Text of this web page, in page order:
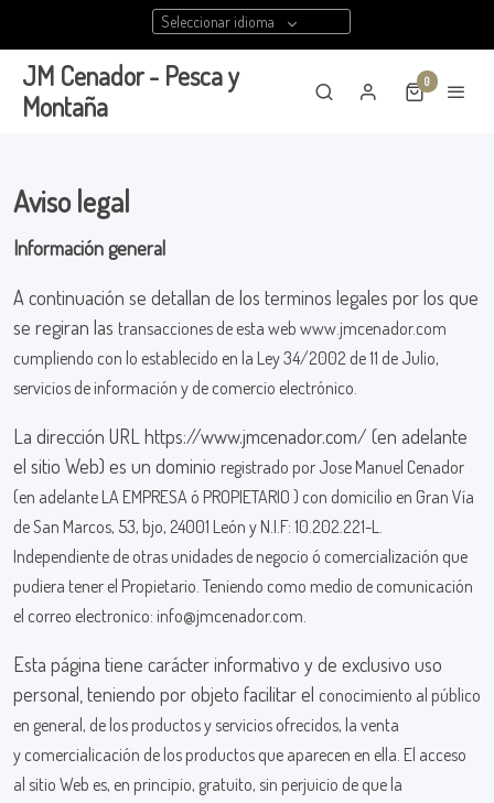
Seleccionar idioma
JM Cenador - Pesca y
Montaña
0
Aviso legal
Información general
A continuación se detallan de los terminos legales por los que
se regiran las transacciones de esta web www.jmcenador.com
cumpliendo con lo establecido en la Ley 34/2002 de 11 de Julio,
servicios de información y de comercio electrónico.
La dirección URL https://www.jmcenador.com/ (en adelante
el sitio Web) es un dominio registrado por Jose Manuel Cenador
(en adelante LA EMPRESA ó PROPIETARIO ) con domicilio en Gran Vía
de San Marcos, 53, bjo, 24001 León y N.I.F: 10.202.221-L.
Independiente de otras unidades de negocio ó comercialización que
pudiera tener el Propietario. Teniendo como medio de comunicación
el correo electronico: info@jmcenador.com.
Esta página tiene carácter informativo y de exclusivo uso
personal, teniendo por objeto facilitar el conocimiento al público
en general, de los productos y servicios ofrecidos, la venta
y comercialicación de los productos que aparecen en ella. El acceso
al sitio Web es, en principio, gratuito, sin perjuicio de que la